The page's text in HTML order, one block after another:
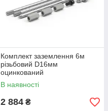
Комплект заземлення 6м
різьбовий D16мм
оцинкований
В наявності
2 884 ₴